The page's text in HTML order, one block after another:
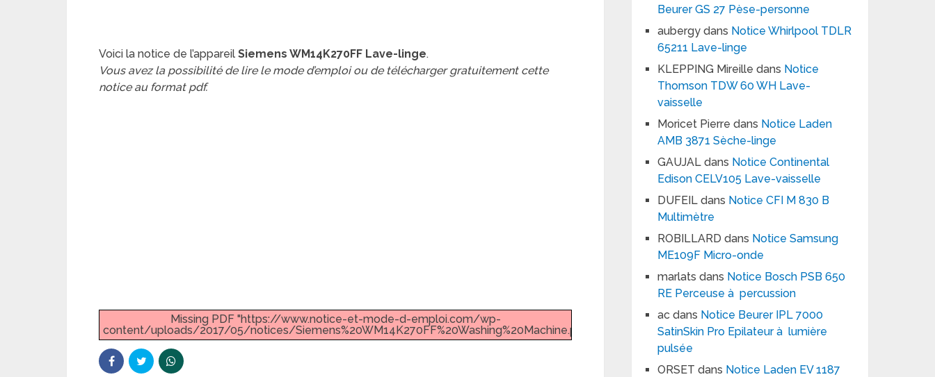
Voici la notice de l’appareil Siemens WM14K270FF Lave-linge.
Vous avez la possibilité de lire le mode d’emploi ou de télécharger gratuitement cette
notice au format pdf.
Missing PDF "https://www.notice-et-mode-d-emploi.com/wp-
content/uploads/2017/05/notices/Siemens%20WM14K270FF%20Washing%20Machine.pdf".
Beurer GS 27 Pèse-personne
aubergy dans Notice Whirlpool TDLR
65211 Lave-linge
KLEPPING Mireille dans Notice
Thomson TDW 60 WH Lave-
vaisselle
Moricet Pierre dans Notice Laden
AMB 3871 Sèche-linge
GAUJAL dans Notice Continental
Edison CELV105 Lave-vaisselle
DUFEIL dans Notice CFI M 830 B
Multimètre
ROBILLARD dans Notice Samsung
ME109F Micro-onde
marlats dans Notice Bosch PSB 650
RE Perceuse à percussion
ac dans Notice Beurer IPL 7000
SatinSkin Pro Epilateur à lumière
pulsée
ORSET dans Notice Laden EV 1187